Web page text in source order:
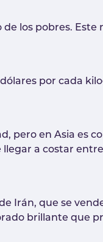
los pobres. Este
por cada
pero en Asia es
a costar
Irán, que se
brillante que